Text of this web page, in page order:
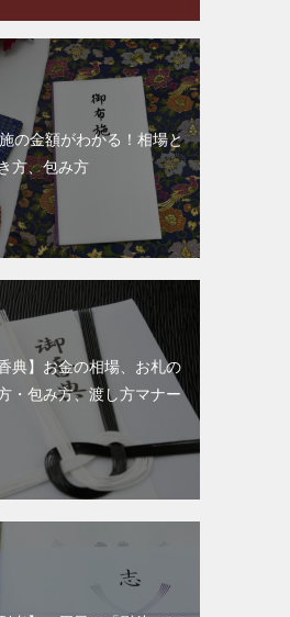
の金額がわかる！相場と
方、包み方
典】お金の相場、お札の
・包み方、渡し方マナー